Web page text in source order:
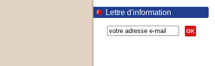
Lettre d'information
OK